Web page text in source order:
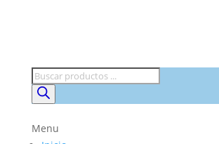
Búsqueda
de
productos
Menu